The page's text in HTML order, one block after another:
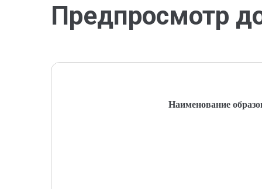
Предпросмотр
Наименование